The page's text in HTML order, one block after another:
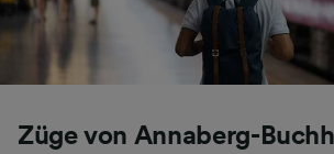
Züge von Annaberg-